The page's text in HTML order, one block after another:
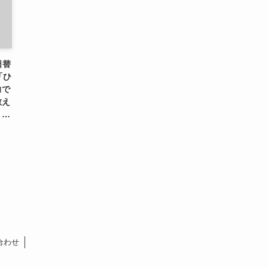
替
ひ
…
わせ